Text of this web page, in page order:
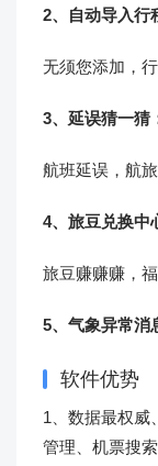
2、自动导入行
无须您添加，
3、延误猜一猜
航班延误，航旅
4、旅豆兑换中
旅豆赚赚赚，福
5、气象异常消
软件优势
1、数据最权威
管理、机票搜